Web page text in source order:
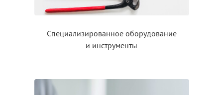
Специализированное оборудование
и инструменты